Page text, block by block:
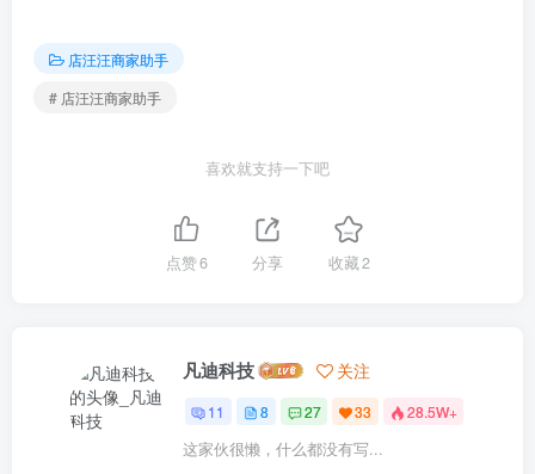
店汪汪商家助手
# 店汪汪商家助手
喜欢就支持一下吧
点赞6 分享 收藏2
凡迪科技 关注
11 8 27 33 28.5W+
这家伙很懒，什么都没有写...